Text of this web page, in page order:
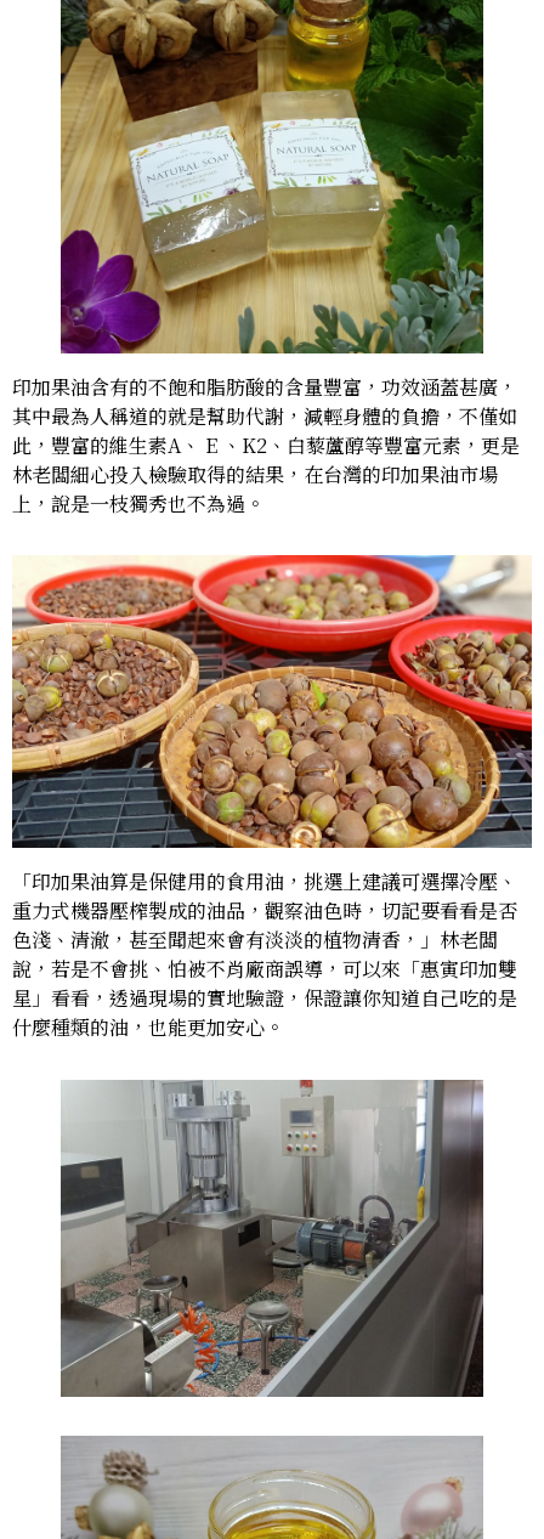
印加果油含有的不飽和脂肪酸的含量豐富，功效涵蓋甚廣，
其中最為人稱道的就是幫助代謝，減輕身體的負擔，不僅如
此，豐富的維生素A、 E 、K2、白藜蘆醇等豐富元素，更是
林老闆細心投入檢驗取得的結果，在台灣的印加果油市場
上，說是一枝獨秀也不為過。
「印加果油算是保健用的食用油，挑選上建議可選擇冷壓、
重力式機器壓榨製成的油品，觀察油色時，切記要看看是否
色淺、清澈，甚至聞起來會有淡淡的植物清香，」林老闆
說，若是不會挑、怕被不肖廠商誤導，可以來「惠寅印加雙
星」看看，透過現場的實地驗證，保證讓你知道自己吃的是
什麼種類的油，也能更加安心。